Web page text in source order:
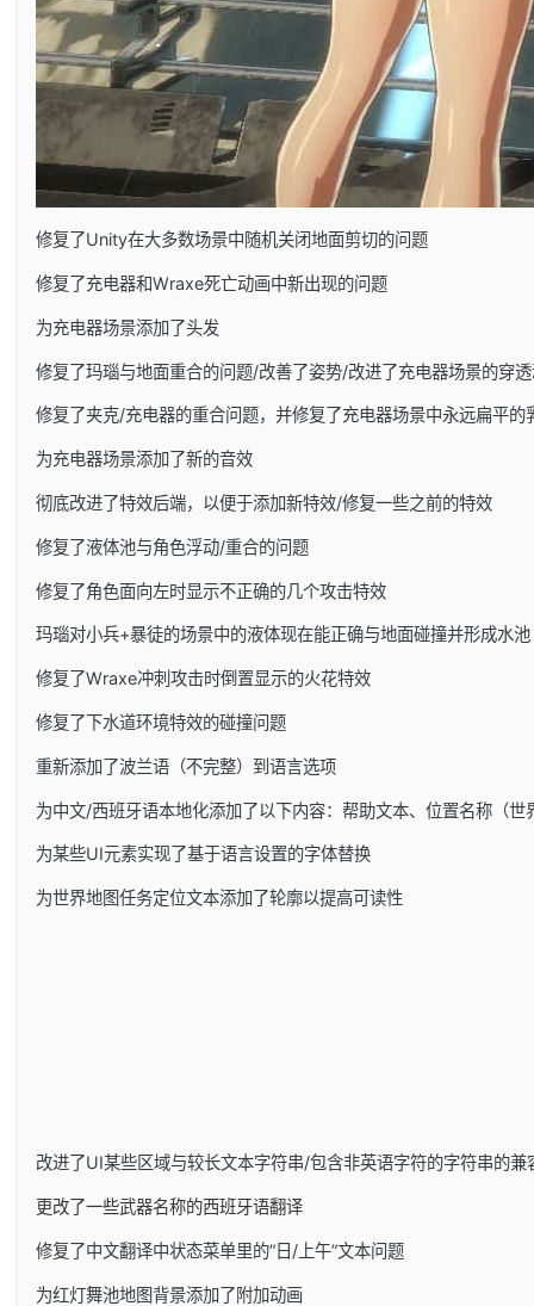
修复了Unity在大多数场景中随机关闭地面剪切的问题
修复了充电器和Wraxe死亡动画中新出现的问题
为充电器场景添加了头发
修复了玛瑙与地面重合的问题/改善了姿势/改进了充电器场景的穿
修复了夹克/充电器的重合问题，并修复了充电器场景中永远扁平的
为充电器场景添加了新的音效
彻底改进了特效后端，以便于添加新特效/修复一些之前的特效
修复了液体池与角色浮动/重合的问题
修复了角色面向左时显示不正确的几个攻击特效
玛瑙对小兵+暴徒的场景中的液体现在能正确与地面碰撞并形成水池
修复了Wraxe冲刺攻击时倒置显示的火花特效
修复了下水道环境特效的碰撞问题
重新添加了波兰语（不完整）到语言选项
为中文/西班牙语本地化添加了以下内容：帮助文本、位置名称（
为某些UI元素实现了基于语言设置的字体替换
为世界地图任务定位文本添加了轮廓以提高可读性
改进了UI某些区域与较长文本字符串/包含非英语字符的字符串的兼
更改了一些武器名称的西班牙语翻译
修复了中文翻译中状态菜单里的”日/上午”文本问题
为红灯舞池地图背景添加了附加动画